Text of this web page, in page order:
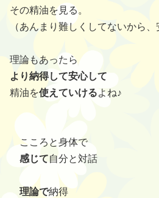
その精油を見る。
（あんまり難しくしてないから
理論もあったら
より納得して安心して
精油を使えていけるよね♪
こころと身体で
感じて自分と対話
理論で納得